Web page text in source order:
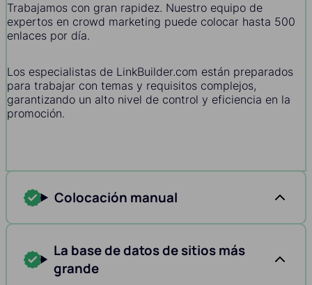
Trabajamos con gran rapidez. Nuestro equipo de
expertos en crowd marketing puede colocar hasta 500
enlaces por día.
Los especialistas de LinkBuilder.com están preparados
para trabajar con temas y requisitos complejos,
garantizando un alto nivel de control y eficiencia en la
promoción.
Colocación manual
La base de datos de sitios más
grande